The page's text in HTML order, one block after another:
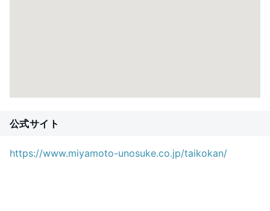
公式サイト
https://www.miyamoto-unosuke.co.jp/taikokan/